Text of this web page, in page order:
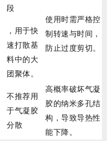
段
，用于快
速打散基
料中的大
团聚体。
使用时需严格控
制转速与时间，
防止过度剪切。
不推荐用
于气凝胶
分散
高概率破坏气凝
胶的纳米多孔结
构，导致导热性
能下降。